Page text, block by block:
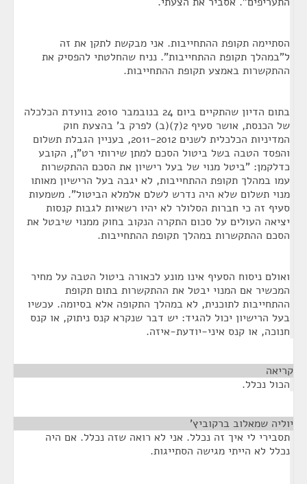
הסתיימה תקופת ההתחייבות. אני מבקשת לתקן את זה
ל"במהלך תקופת ההתחייבות". נניח שהחלטתי להפסיק את
ההתקשרות באמצע תקופת ההתחייבות.
בתום הדיון שהתקיים ביום 24 בנובמבר 2010 בוועדת הכלכלה
של הכנסת, אושר סעיף 2(7)(ב) לפרק ב' בהצעת חוק
המדיניות הכלכלית לשנים 2011-2012, בעניין הגבלת תשלום
והפסד הטבה בשל ביטול הסכם למתן שירותי רט"ן, הקובע
כדלקמן: "ביטל מנוי של בעל רישיון את הסכם ההתקשרות
עמו במהלך תקופת ההתחייבות, לא יגבה בעל הרישיון מאותו
מנוי תשלום שלא היה נדרש לשלם אלמלא הביטול". משמעות
סעיף זה כי חברות הסלולר לא יהיו רשאיות לגבות קנסות
יציאה העולים על סכום התקרה הנקוב בחוק ממנוי שיבטל את
הסכם ההתקשרות במהלך תקופת ההתחייבות.
ואולם ניסוח הסעיף אינו מונע לכאורה ביטול הטבה על מחיר
המכשיר אם המנוי יבטל את ההתקשרות בתום תקופת
ההתחייבות לתוכנית, לא במהלך התקופה אלא בסיומה. עכשיו
בעל הרישיון יכול להגיד: יש דבר שנקרא קנס ניתוק, או קנס
חנוכה, או קנס איני-יודעת-איזה.
קריאה
הכול נכלל.
יוליה שמאלוב ברקוביץ'
תסבירי לי איך זה נכלל. אני לא רואה שזה נכלל. אם היה
נכלל לא הייתי מגישה הסתייגות.